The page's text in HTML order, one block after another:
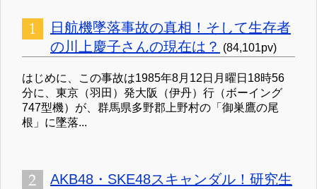
日航機墜落事故の真相！そして生存者
の川上慶子さんの現在は？ (84,101pv)
はじめに、この事故は1985年8月12日月曜日18時56
分に、東京（羽田）発大阪（伊丹）行（ボーイング
747型機）が、群馬県多野郡上野村の「御巣鷹の尾
根」に墜落...
AKB48・SKE48スキャンダル！研究生